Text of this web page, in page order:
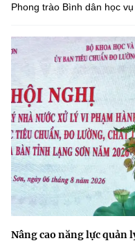
Phong trào Bình dân học
Nâng cao năng lực quản